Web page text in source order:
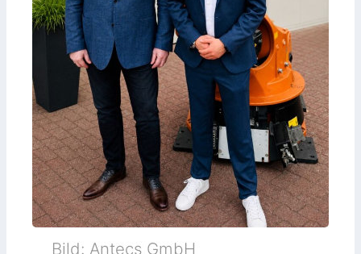
Bild: Antecs GmbH